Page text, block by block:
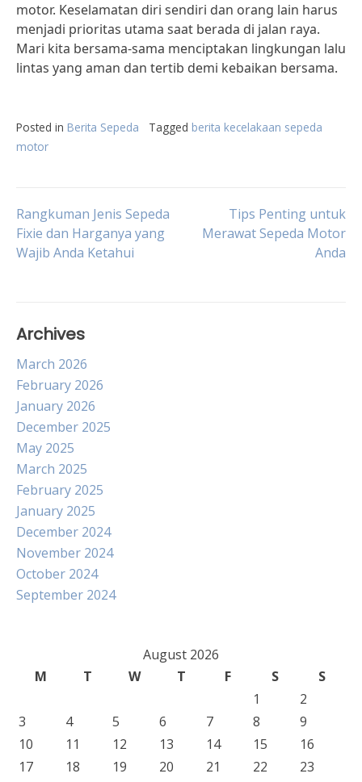
motor. Keselamatan diri sendiri dan orang lain harus
menjadi prioritas utama saat berada di jalan raya.
Mari kita bersama-sama menciptakan lingkungan lalu
lintas yang aman dan tertib demi kebaikan bersama.
Posted in Berita Sepeda Tagged berita kecelakaan sepeda
motor
Post
navigation
Rangkuman Jenis Sepeda
Fixie dan Harganya yang
Wajib Anda Ketahui
Tips Penting untuk
Merawat Sepeda Motor
Anda
Archives
March 2026
February 2026
January 2026
December 2025
May 2025
March 2025
February 2025
January 2025
December 2024
November 2024
October 2024
September 2024
August 2026
M
T W T F S
S
1
2
3
4 5 6 7 8
9
10
11 12 13 14 15
16
17
18 19 20 21 22
23